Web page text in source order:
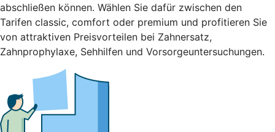
abschließen können. Wählen Sie dafür zwischen den
Tarifen classic, comfort oder premium und profitieren Sie
von attraktiven Preisvorteilen bei Zahnersatz,
Zahnprophylaxe, Sehhilfen und Vorsorgeuntersuchungen.